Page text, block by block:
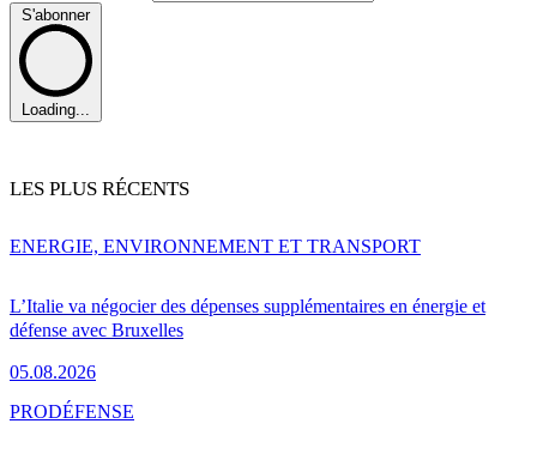
S'abonner
Loading...
LES PLUS RÉCENTS
L’Italie va négocier des dépenses supplémentaires en énergie et
défense avec Bruxelles
05.08.2026
ENERGIE, ENVIRONNEMENT ET TRANSPORT
PRODÉFENSE